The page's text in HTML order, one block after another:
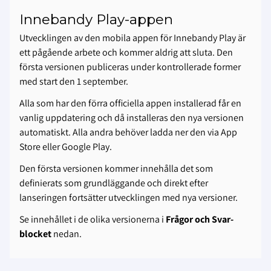
Innebandy Play-appen
Utvecklingen av den mobila appen för Innebandy Play är
ett pågående arbete och kommer aldrig att sluta. Den
första versionen publiceras under kontrollerade former
med start den 1 september.
Alla som har den förra officiella appen installerad får en
vanlig uppdatering och då installeras den nya versionen
automatiskt. Alla andra behöver ladda ner den via App
Store eller Google Play.
Den första versionen kommer innehålla det som
definierats som grundläggande och direkt efter
lanseringen fortsätter utvecklingen med nya versioner.
Se innehållet i de olika versionerna i Frågor och Svar-
blocketnedan.